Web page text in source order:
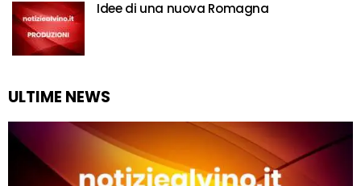
Idee di una nuova Romagna
ULTIME NEWS